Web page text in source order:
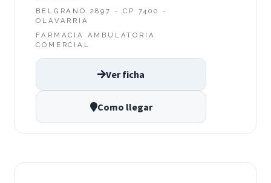
BELGRANO 2897 - CP 7400 -
OLAVARRIA
FARMACIA AMBULATORIA
COMERCIAL
Ver ficha
Como llegar